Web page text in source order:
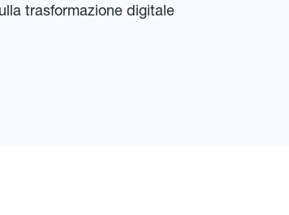
trasformazione digitale